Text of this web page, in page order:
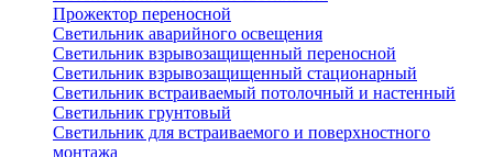
Прожектор переносной
Светильник аварийного освещения
Светильник взрывозащищенный переносной
Светильник взрывозащищенный стационарный
Светильник встраиваемый потолочный и настенный
Светильник грунтовый
Светильник для встраиваемого и поверхностного
монтажа